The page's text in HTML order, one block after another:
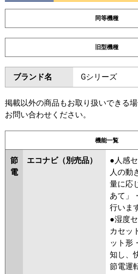
同等機種
ダイキン SSRG63DNV
東芝
三菱電機 PLZ-
ZRMP63SLF6
日立 RCID-
FDTWZ636HK6S
パナソニック PA-P63L7SGC
旧型機種
ダイキン SSRG63CV
SSRG63BYNV
SSRG63BJV
SSRG63BFV
SSRG63BCV
東芝
RWXA06333JMU
RWXA06333JXU
三菱電機 PLZ-
ZRMP63SLF5
PLZ-
ZRMP63SLF3
PLZ-
ZRMP63SL2
PLZ-
ZRMP63SLFY
PLZ-
ブランド名 Gシリーズ
掲載以外の商品もお取り扱いできる場
お問い合わせください。
機能一覧
節
電
エコナビ（別売品）
●人感
人の動
量に応
あて」
行いま
●湿度
カセッ
ット形
知し、
節電運